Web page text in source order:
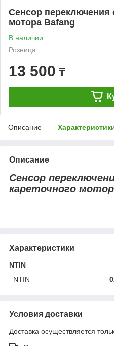
Сенсор переключения
мотора Bafang
В наличии
Розница
13 500 ₸
Описание
Описание
Сенсор
кареточного
Характеристики
NTIN
NTIN
Условия доставки
Доставка осуществляется